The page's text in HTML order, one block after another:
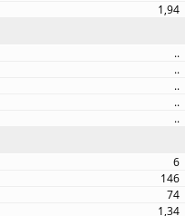
1,94
..
..
..
..
..
6
146
74
1,34